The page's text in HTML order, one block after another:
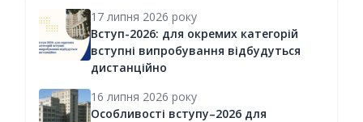
17 липня 2026 року
Вступ-2026: для окремих категорій
вступні випробування відбудуться
дистанційно
16 липня 2026 року
Особливості вступу–2026 для